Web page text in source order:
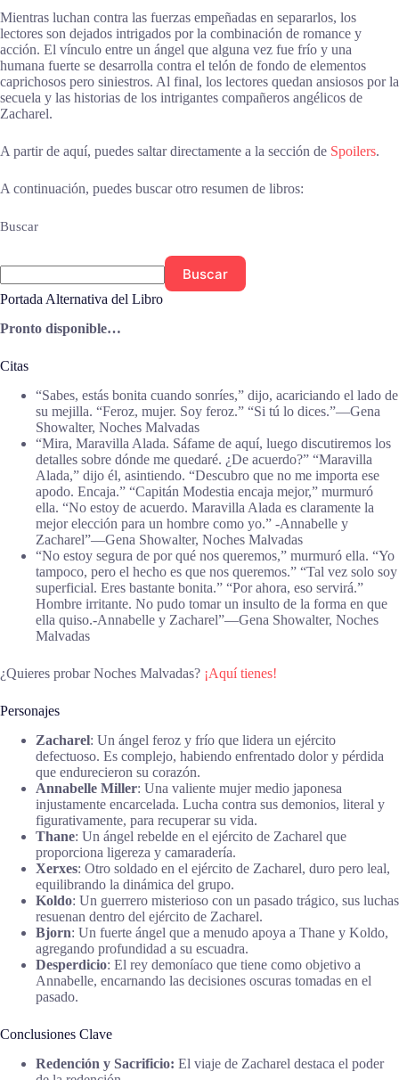
Mientras luchan contra las fuerzas empeñadas en separarlos, los
lectores son dejados intrigados por la combinación de romance y
acción. El vínculo entre un ángel que alguna vez fue frío y una
humana fuerte se desarrolla contra el telón de fondo de elementos
caprichosos pero siniestros. Al final, los lectores quedan ansiosos por la
secuela y las historias de los intrigantes compañeros angélicos de
Zacharel.
A partir de aquí, puedes saltar directamente a la sección de Spoilers.
A continuación, puedes buscar otro resumen de libros:
Buscar
Buscar
Portada Alternativa del Libro
Pronto disponible…
Citas
“Sabes, estás bonita cuando sonríes,” dijo, acariciando el lado de
su mejilla. “Feroz, mujer. Soy feroz.” “Si tú lo dices.”―Gena
Showalter, Noches Malvadas
“Mira, Maravilla Alada. Sáfame de aquí, luego discutiremos los
detalles sobre dónde me quedaré. ¿De acuerdo?” “Maravilla
Alada,” dijo él, asintiendo. “Descubro que no me importa ese
apodo. Encaja.” “Capitán Modestia encaja mejor,” murmuró
ella. “No estoy de acuerdo. Maravilla Alada es claramente la
mejor elección para un hombre como yo.” -Annabelle y
Zacharel”―Gena Showalter, Noches Malvadas
“No estoy segura de por qué nos queremos,” murmuró ella. “Yo
tampoco, pero el hecho es que nos queremos.” “Tal vez solo soy
superficial. Eres bastante bonita.” “Por ahora, eso servirá.”
Hombre irritante. No pudo tomar un insulto de la forma en que
ella quiso.-Annabelle y Zacharel”―Gena Showalter, Noches
Malvadas
¿Quieres probar Noches Malvadas? ¡Aquí tienes!
Personajes
Zacharel: Un ángel feroz y frío que lidera un ejército
defectuoso. Es complejo, habiendo enfrentado dolor y pérdida
que endurecieron su corazón.
Annabelle Miller: Una valiente mujer medio japonesa
injustamente encarcelada. Lucha contra sus demonios, literal y
figurativamente, para recuperar su vida.
Thane: Un ángel rebelde en el ejército de Zacharel que
proporciona ligereza y camaradería.
Xerxes: Otro soldado en el ejército de Zacharel, duro pero leal,
equilibrando la dinámica del grupo.
Koldo: Un guerrero misterioso con un pasado trágico, sus luchas
resuenan dentro del ejército de Zacharel.
Bjorn: Un fuerte ángel que a menudo apoya a Thane y Koldo,
agregando profundidad a su escuadra.
Desperdicio: El rey demoníaco que tiene como objetivo a
Annabelle, encarnando las decisiones oscuras tomadas en el
pasado.
Conclusiones Clave
Redención y Sacrificio: El viaje de Zacharel destaca el poder